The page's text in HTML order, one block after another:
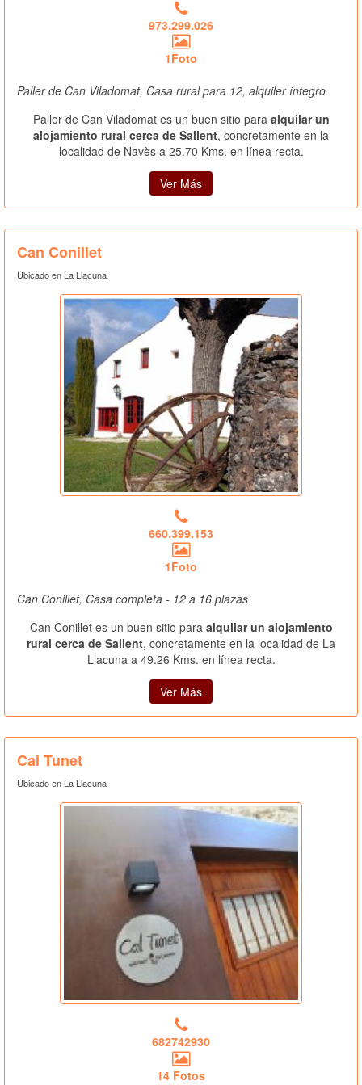
973.299.026
1Foto
Paller de Can Viladomat, Casa rural para 12, alquiler íntegro
Paller de Can Viladomat es un buen sitio para alquilar un
alojamiento rural cerca de Sallent, concretamente en la
localidad de Navès a 25.70 Kms. en línea recta.
Ver Más
Can Conillet
Ubicado en La Llacuna
660.399.153
1Foto
Can Conillet, Casa completa - 12 a 16 plazas
Can Conillet es un buen sitio para alquilar un alojamiento
rural cerca de Sallent, concretamente en la localidad de La
Llacuna a 49.26 Kms. en línea recta.
Ver Más
Cal Tunet
Ubicado en La Llacuna
682742930
14 Fotos